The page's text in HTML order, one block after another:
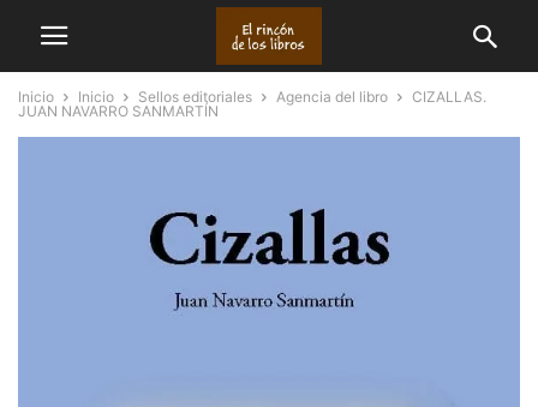
Inicio Inicio Sellos editoriales Agencia del libro
CIZALLAS.
JUAN NAVARRO SANMARTÍN